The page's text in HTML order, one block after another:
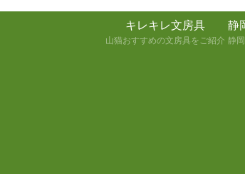
キレキレ文房具
山猫おすすめの文房具をご紹介
静